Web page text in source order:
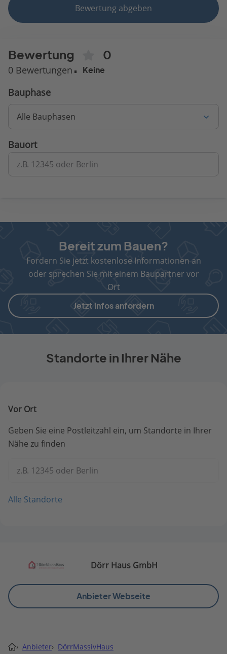
Bewertung abgeben
Bewertung 0
0 Bewertungen Keine
Bauphase
Alle Bauphasen
Bauort
z.B. 12345 oder Berlin
Bereit zum Bauen?
Fordern Sie jetzt kostenlose Informationen an
oder sprechen Sie mit einem Baupartner vor
Ort
Jetzt Infos anfordern
Standorte in Ihrer Nähe
Vor Ort
Geben Sie eine Postleitzahl ein, um Standorte in Ihrer
Nähe zu finden
z.B. 12345 oder Berlin
Alle Standorte
Dörr Haus GmbH
Anbieter Webseite
› Anbieter› DörrMassivHaus